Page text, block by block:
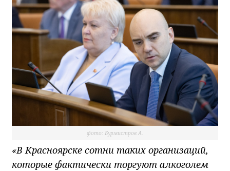
фото: Бурмистров А.
«В Красноярске сотни таких организаций,
которые фактически торгуют алкоголем